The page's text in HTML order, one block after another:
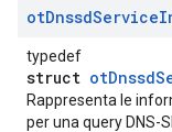
otDnssdService
typedef
struct
Rappresenta le
per una query DNS-